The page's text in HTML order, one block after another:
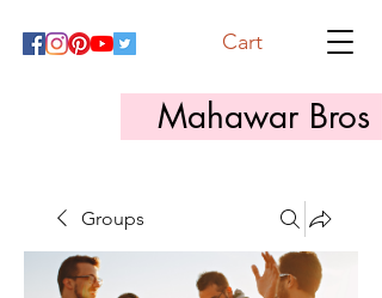
Mahawar Bros
Cart
Groups